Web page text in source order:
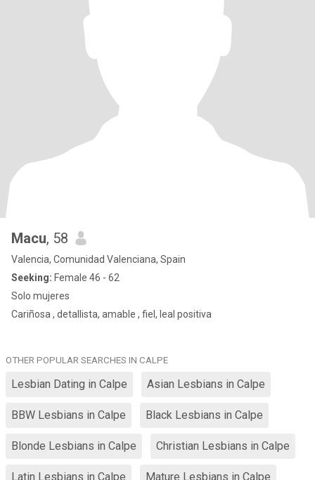
Macu, 58
Valencia, Comunidad Valenciana, Spain
Seeking: Female 46 - 62
Solo mujeres
Cariñosa , detallista, amable , fiel, leal positiva
OTHER POPULAR SEARCHES IN CALPE
Lesbian Dating in Calpe Asian Lesbians in Calpe
BBW Lesbians in Calpe Black Lesbians in Calpe
Blonde Lesbians in Calpe Christian Lesbians in Calpe
Latin Lesbians in Calpe Mature Lesbians in Calpe